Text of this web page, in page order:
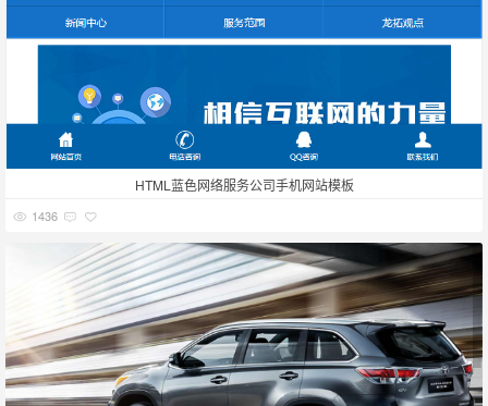
HTML蓝色网络服务公司手机网站模板
1436